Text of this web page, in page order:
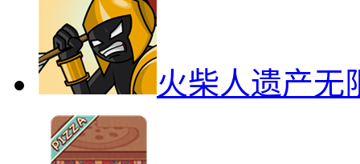
火柴人遗产无